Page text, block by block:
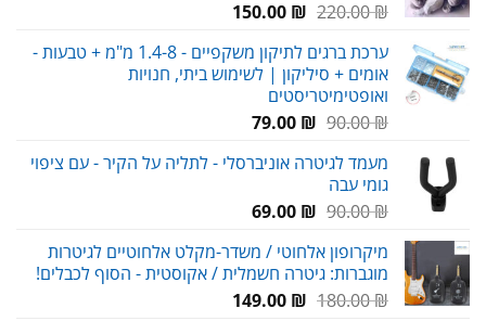
220.00₪
המחיר
היה:
220.00 ₪.
150.00 ₪
המחיר
הוא:
150.00 ₪.
ערכת ברגים לתיקון משקפיים - 1.4-8 מ"מ + טבעות -
אומים + סיליקון | לשימוש ביתי, חנויות
ואופטימיטריסטים
90.00₪
המחיר
היה:
79.00 ₪
המחיר
הוא:
מעמד לגיטרה אוניברסלי - לתליה על הקיר - עם ציפוי
גומי עבה
90.00₪
המחיר
היה:
90.00 ₪.
69.00 ₪
המחיר
הוא:
69.00 ₪.
מיקרופון אלחוטי / משדר-מקלט אלחוטיים לגיטרות
מוגברות: גיטרה חשמלית / אקוסטית - הסוף לכבלים!
180.00₪
המחיר149.00 ₪
המחיר